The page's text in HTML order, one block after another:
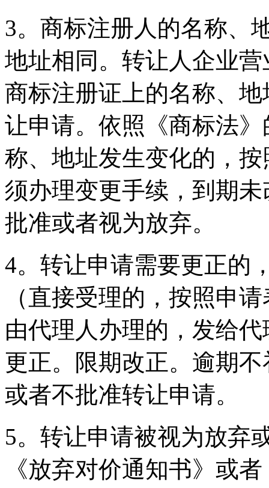
3。商标注册人的名称、
地址相同。转让人企业
商标注册证上的名称、
让申请。依照《商标法
称、地址发生变化的，
须办理变更手续，到期
批准或者视为放弃。
4。转让申请需要更正的
（直接受理的，按照申
由代理人办理的，发给
更正。限期改正。逾期
或者不批准转让申请。
5。转让申请被视为放弃
《放弃对价通知书》或